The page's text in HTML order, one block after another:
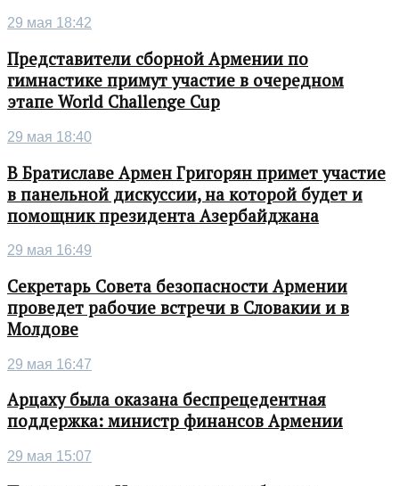
29 мая 18:42
Представители сборной Армении по
гимнастике примут участие в очередном
этапе World Challenge Cup
29 мая 18:40
В Братиславе Армен Григорян примет участие
в панельной дискуссии, на которой будет и
помощник президента Азербайджана
29 мая 16:49
Секретарь Совета безопасности Армении
проведет рабочие встречи в Словакии и в
Молдове
29 мая 16:47
Арцаху была оказана беспрецедентная
поддержка: министр финансов Армении
29 мая 15:07